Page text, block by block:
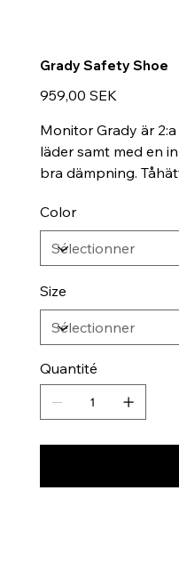
Grady Safety Shoe
Prix
959,00 SEK
Monitor Grady är
läder samt med en
bra dämpning.
Color
Size
Quantité